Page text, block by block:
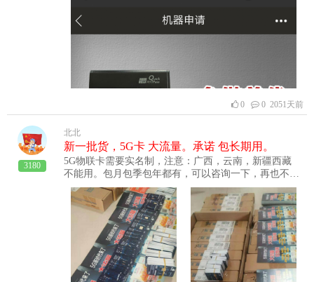
0 0 2051天前
3180
北北
新一批货，5G卡 大流量。承诺 包长期用。
5G物联卡需要实名制，注意：广西，云南，新疆西藏
不能用。包月包季包年都有，可以咨询一下，再也不怕
聊天对讲看视频没流量，非实名制。